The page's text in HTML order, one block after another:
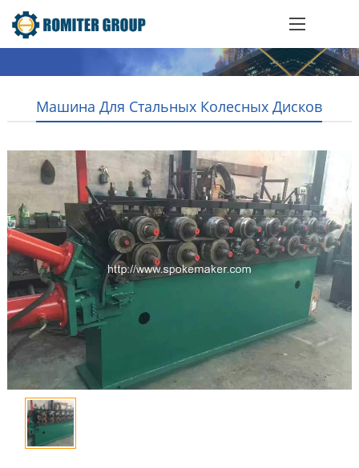
Машина Для Стальных Колесных Дисков